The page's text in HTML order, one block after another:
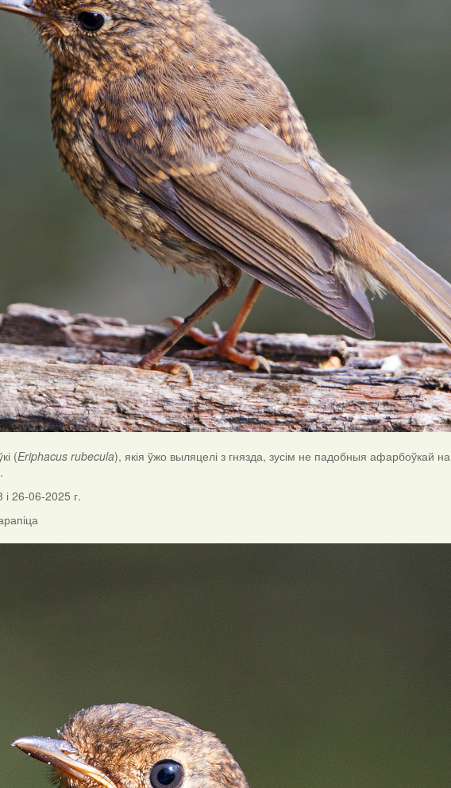
(Eriphacus rubecula), якія ўжо выляцелі з гнязда, зусім не падобныя афарбоўкай на
і 26-06-2025 г.